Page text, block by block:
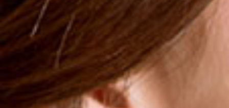
34,99 €
MENGE
IN DEN WARENKORB